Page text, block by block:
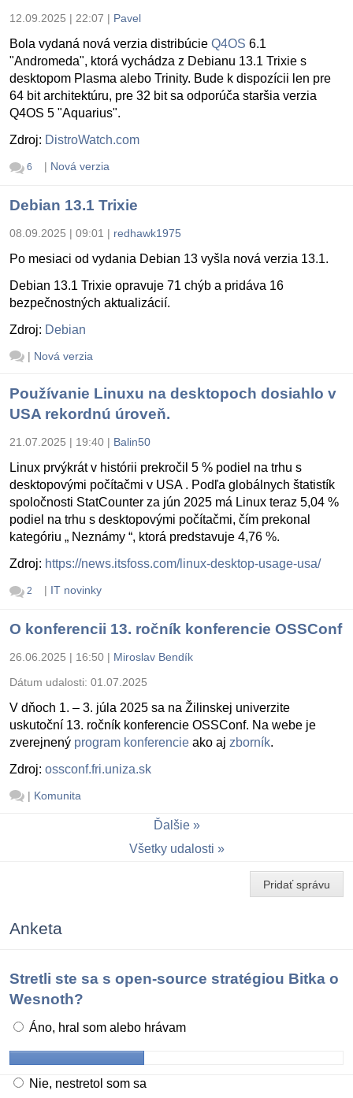
12.09.2025 | 22:07 | Pavel
Bola vydaná nová verzia distribúcie Q4OS 6.1
"Andromeda", ktorá vychádza z Debianu 13.1 Trixie s
desktopom Plasma alebo Trinity. Bude k dispozícii len pre
64 bit architektúru, pre 32 bit sa odporúča staršia verzia
Q4OS 5 "Aquarius".
Zdroj: DistroWatch.com
6 | Nová verzia
Debian 13.1 Trixie
08.09.2025 | 09:01 | redhawk1975
Po mesiaci od vydania Debian 13 vyšla nová verzia 13.1.
Debian 13.1 Trixie opravuje 71 chýb a pridáva 16
bezpečnostných aktualizácií.
Zdroj: Debian
| Nová verzia
Používanie Linuxu na desktopoch dosiahlo v
USA rekordnú úroveň.
21.07.2025 | 19:40 | Balin50
Linux prvýkrát v histórii prekročil 5 % podiel na trhu s
desktopovými počítačmi v USA . Podľa globálnych štatistík
spoločnosti StatCounter za jún 2025 má Linux teraz 5,04 %
podiel na trhu s desktopovými počítačmi, čím prekonal
kategóriu „ Neznámy “, ktorá predstavuje 4,76 %.
Zdroj: https://news.itsfoss.com/linux-desktop-usage-usa/
2 | IT novinky
O konferencii 13. ročník konferencie OSSConf
26.06.2025 | 16:50 | Miroslav Bendík
Dátum udalosti: 01.07.2025
V dňoch 1. – 3. júla 2025 sa na Žilinskej univerzite
uskutoční 13. ročník konferencie OSSConf. Na webe je
zverejnený program konferencie ako aj zborník.
Zdroj: ossconf.fri.uniza.sk
| Komunita
Ďalšie
Všetky udalosti
Pridať správu
Anketa
Stretli ste sa s open-source stratégiou Bitka o
Wesnoth?
Áno, hral som alebo hrávam
Nie, nestretol som sa